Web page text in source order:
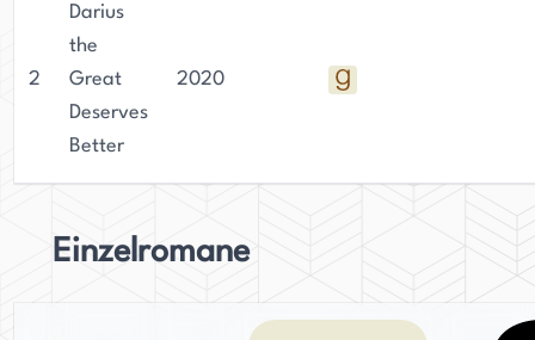
und seine Beiträge zur Jugendliteratur werden
sicherlich einen nachhaltigen Eindruck
hinterlassen.
2
Darius
the
Great
Deserves
Better
2020
Einzelromane